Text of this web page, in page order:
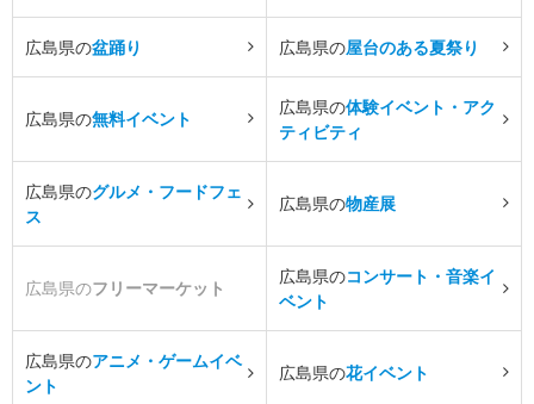
広島県の盆踊り 広島県の屋台のある夏祭り
広島県の無料イベント
広島県の体験イベント・アク
ティビティ
広島県のグルメ・フードフェ
ス
広島県の物産展
広島県のフリーマーケット
広島県のコンサート・音楽イ
ベント
広島県のアニメ・ゲームイベ
ント
広島県の花イベント